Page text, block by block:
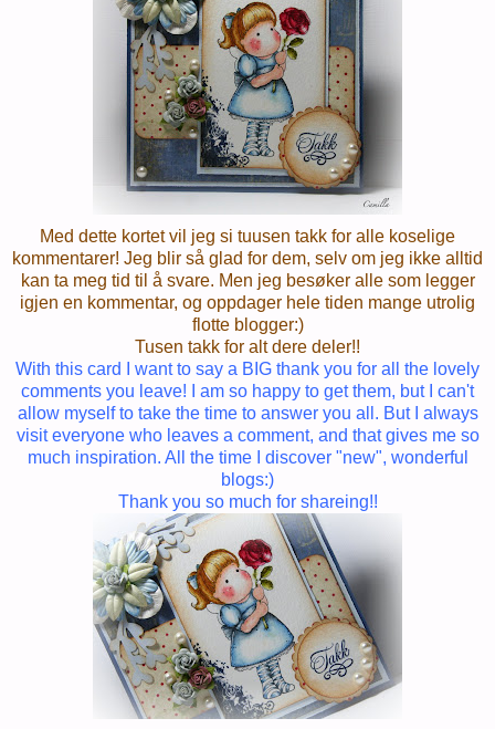
Med dette kortet vil jeg si tuusen takk for alle koselige
kommentarer! Jeg blir så glad for dem, selv om jeg ikke alltid
kan ta meg tid til å svare. Men jeg besøker alle som legger
igjen en kommentar, og oppdager hele tiden mange utrolig
flotte blogger:)
Tusen takk for alt dere deler!!
With this card I want to say a BIG thank you for all the lovely
comments you leave! I am so happy to get them, but I can't
allow myself to take the time to answer you all. But I always
visit everyone who leaves a comment, and that gives me so
much inspiration. All the time I discover "new", wonderful
blogs:)
Thank you so much for shareing!!